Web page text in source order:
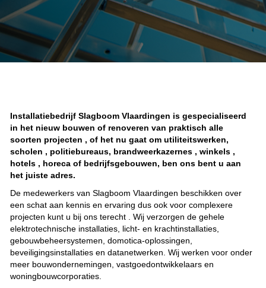
Installatiebedrijf Slagboom Vlaardingen is gespecialiseerd
in het nieuw bouwen of renoveren van praktisch alle
soorten projecten , of het nu gaat om utiliteitswerken,
scholen , politiebureaus, brandweerkazernes , winkels ,
hotels , horeca of bedrijfsgebouwen, ben ons bent u aan
het juiste adres.
De medewerkers van Slagboom Vlaardingen beschikken over
een schat aan kennis en ervaring dus ook voor complexere
projecten kunt u bij ons terecht . Wij verzorgen de gehele
elektrotechnische installaties, licht- en krachtinstallaties,
gebouwbeheersystemen, domotica-oplossingen,
beveiligingsinstallaties en datanetwerken. Wij werken voor onder
meer bouwondernemingen, vastgoedontwikkelaars en
woningbouwcorporaties.